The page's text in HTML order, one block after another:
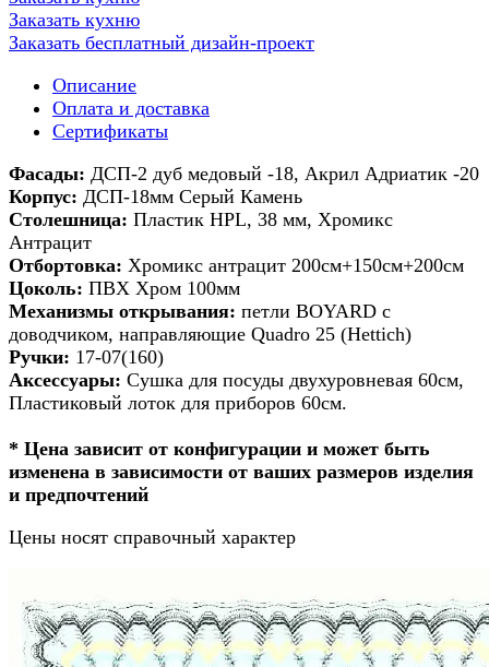
Заказать кухню
Заказать бесплатный дизайн-проект
Описание
Оплата и доставка
Сертификаты
Фасады: ДСП-2 дуб медовый -18, Акрил Адриатик -20
Корпус: ДСП-18мм Серый Камень
Столешница: Пластик HPL, 38 мм, Хромикс
Антрацит
Отбортовка: Хромикс антрацит 200см+150см+200см
Цоколь: ПВХ Хром 100мм
Механизмы открывания: петли BOYARD с
доводчиком, направляющие Quadro 25 (Hettich)
Ручки: 17-07(160)
Аксессуары: Сушка для посуды двухуровневая 60см,
Пластиковый лоток для приборов 60см.
* Цена зависит от конфигурации и может быть
изменена в зависимости от ваших размеров изделия
и предпочтений
Цены носят справочный характер